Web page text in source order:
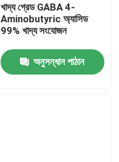
খাদ্য গ্রেড GABA 4-
Aminobutyric অ্যাসিড
99% খাদ্য সংযোজন
অনুসন্ধান পাঠান